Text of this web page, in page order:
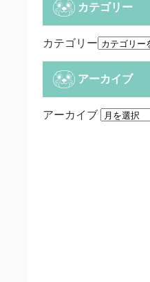
カテゴリー
カテゴリー
アーカイブ
アーカイブ